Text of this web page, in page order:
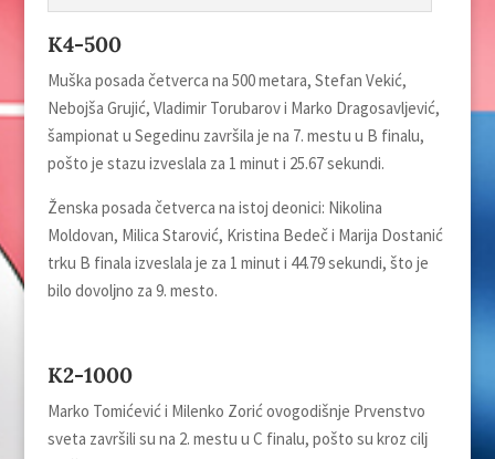
K4-500
Muška posada četverca na 500 metara, Stefan Vekić,
Nebojša Grujić, Vladimir Torubarov i Marko Dragosavlјević,
šampionat u Segedinu završila je na 7. mestu u B finalu,
pošto je stazu izveslala za 1 minut i 25.67 sekundi.
Ženska posada četverca na istoj deonici: Nikolina
Moldovan, Milica Starović, Kristina Bedeč i Marija Dostanić
trku B finala izveslala je za 1 minut i 44.79 sekundi, što je
bilo dovolјno za 9. mesto.
K2-1000
Marko Tomićević i Milenko Zorić ovogodišnje Prvenstvo
sveta završili su na 2. mestu u C finalu, pošto su kroz cilј